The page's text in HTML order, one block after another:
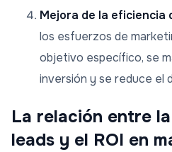
Mejora de la eficiencia
los esfuerzos de
objetivo específico, se
inversión y se reduce el
La relación entre
leads y el ROI en